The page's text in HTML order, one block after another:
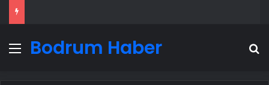
Menü
Bodrum Haber